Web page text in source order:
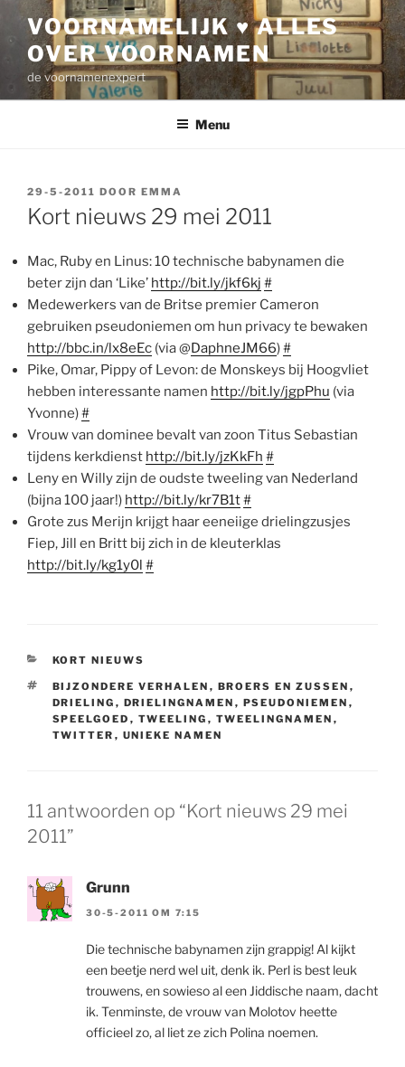
inhoud
VOORNAMELIJK ♥ ALLES
OVER VOORNAMEN
de voornamenexpert
Menu
GEPLAATST
OP
29-5-2011 DOOR EMMA
Kort nieuws 29 mei 2011
Mac, Ruby en Linus: 10 technische babynamen die
beter zijn dan ‘Like’ http://bit.ly/jkf6kj #
Medewerkers van de Britse premier Cameron
gebruiken pseudoniemen om hun privacy te bewaken
http://bbc.in/lx8eEc (via @DaphneJM66)#
Pike, Omar, Pippy of Levon: de Monskeys bij Hoogvliet
hebben interessante namen http://bit.ly/jgpPhu (via
Yvonne)#
Vrouw van dominee bevalt van zoon Titus Sebastian
tijdens kerkdienst http://bit.ly/jzKkFh #
Leny en Willy zijn de oudste tweeling van Nederland
(bijna 100 jaar!) http://bit.ly/kr7B1t#
Grote zus Merijn krijgt haar eeneiige drielingzusjes
Fiep, Jill en Britt bij zich in de kleuterklas
http://bit.ly/kg1y0l #
CATEGORIEËN
KORT NIEUWS
TAGS
BIJZONDERE VERHALEN , BROERS EN ZUSSEN ,
DRIELING , DRIELINGNAMEN , PSEUDONIEMEN ,
SPEELGOED , TWEELING , TWEELINGNAMEN ,
TWITTER , UNIEKE NAMEN
11 antwoorden op “Kort nieuws 29 mei
2011”
Grunn
30-5-2011 OM 7:15
Die technische babynamen zijn grappig! Al kijkt
een beetje nerd wel uit, denk ik. Perl is best leuk
trouwens, en sowieso al een Jiddische naam, dacht
ik. Tenminste, de vrouw van Molotov heette
officieel zo, al liet ze zich Polina noemen.